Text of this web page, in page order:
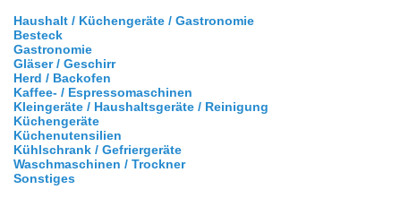
Haushalt / Küchengeräte / Gastronomie
Besteck
Gastronomie
Gläser / Geschirr
Herd / Backofen
Kaffee- / Espressomaschinen
Kleingeräte / Haushaltsgeräte / Reinigung
Küchengeräte
Küchenutensilien
Kühlschrank / Gefriergeräte
Waschmaschinen / Trockner
Sonstiges